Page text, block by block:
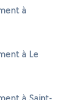
à
à Le